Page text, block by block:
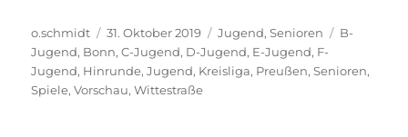
Autor
o.schmidt
Veröffentlicht
am
31. Oktober 2019 Kategorien
Jugend,Senioren
B-
Jugend, Bonn,C-Jugend, D-Jugend, E-Jugend, F-
Jugend, Hinrunde,Jugend, Kreisliga, Preußen,Senioren,
Spiele,Vorschau,Wittestraße